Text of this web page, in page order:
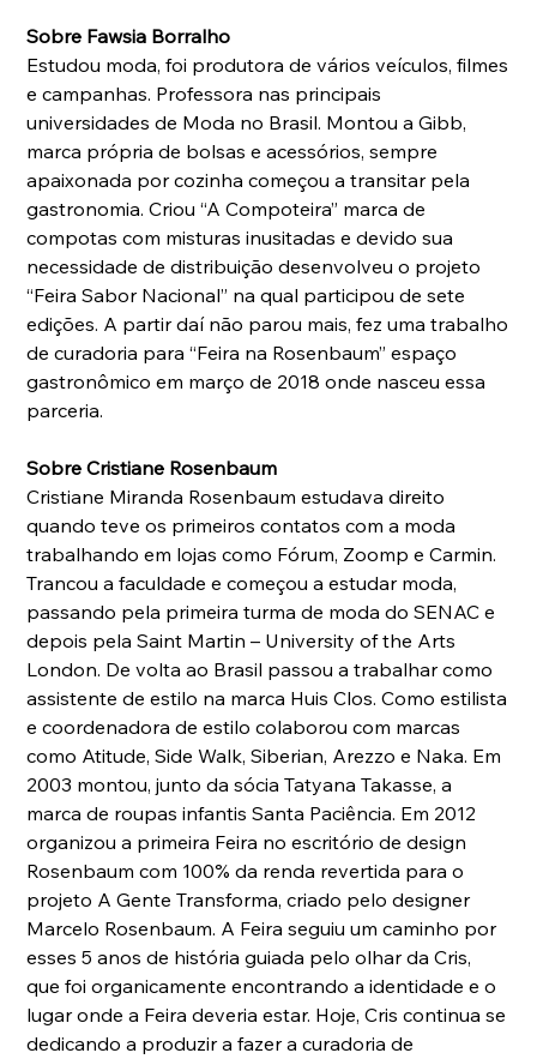
Sobre Fawsia Borralho
Estudou moda, foi produtora de vários veículos, filmes
e campanhas. Professora nas principais
universidades de Moda no Brasil. Montou a Gibb,
marca própria de bolsas e acessórios, sempre
apaixonada por cozinha começou a transitar pela
gastronomia. Criou “A Compoteira” marca de
compotas com misturas inusitadas e devido sua
necessidade de distribuição desenvolveu o projeto
“Feira Sabor Nacional” na qual participou de sete
edições. A partir daí não parou mais, fez uma trabalho
de curadoria para “Feira na Rosenbaum” espaço
gastronômico em março de 2018 onde nasceu essa
parceria.
Sobre Cristiane Rosenbaum
Cristiane Miranda Rosenbaum estudava direito
quando teve os primeiros contatos com a moda
trabalhando em lojas como Fórum, Zoomp e Carmin.
Trancou a faculdade e começou a estudar moda,
passando pela primeira turma de moda do SENAC e
depois pela Saint Martin – University of the Arts
London. De volta ao Brasil passou a trabalhar como
assistente de estilo na marca Huis Clos. Como estilista
e coordenadora de estilo colaborou com marcas
como Atitude, Side Walk, Siberian, Arezzo e Naka. Em
2003 montou, junto da sócia Tatyana Takasse, a
marca de roupas infantis Santa Paciência. Em 2012
organizou a primeira Feira no escritório de design
Rosenbaum com 100% da renda revertida para o
projeto A Gente Transforma, criado pelo designer
Marcelo Rosenbaum. A Feira seguiu um caminho por
esses 5 anos de história guiada pelo olhar da Cris,
que foi organicamente encontrando a identidade e o
lugar onde a Feira deveria estar. Hoje, Cris continua se
dedicando a produzir a fazer a curadoria de